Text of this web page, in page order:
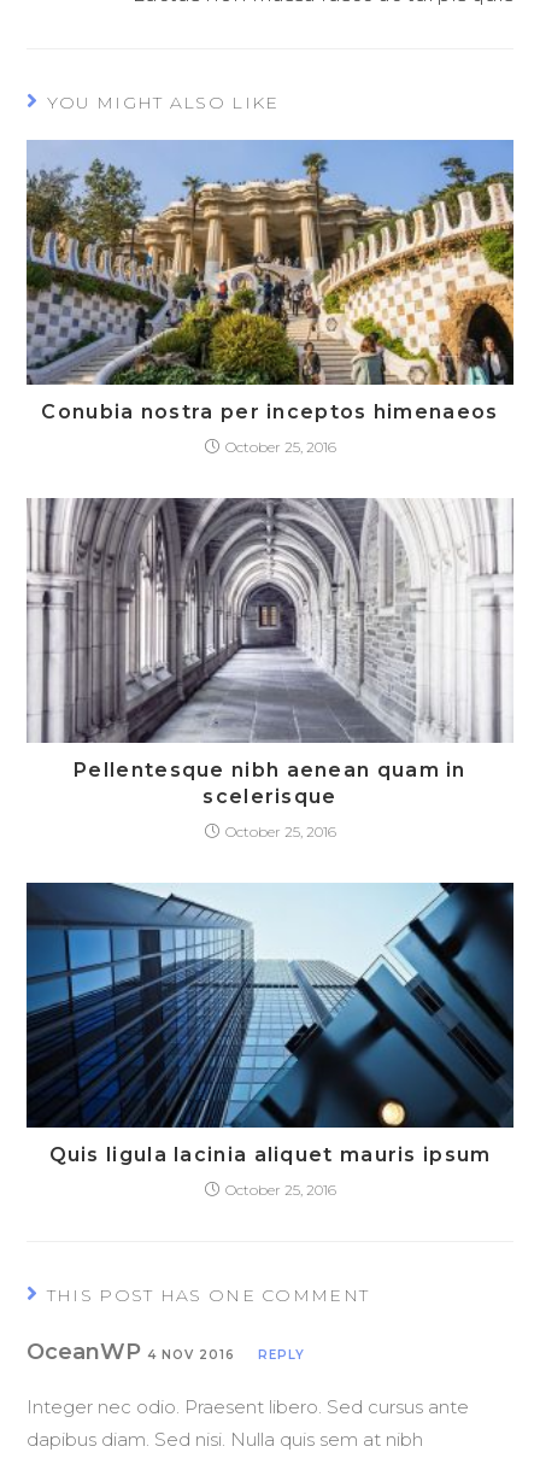
YOU MIGHT ALSO LIKE
Conubia nostra per inceptos himenaeos
October 25, 2016
Pellentesque nibh aenean quam in
scelerisque
October 25, 2016
Quis ligula lacinia aliquet mauris ipsum
October 25, 2016
THIS POST HAS ONE COMMENT
OceanWP4 NOV 2016 REPLY
Integer nec odio. Praesent libero. Sed cursus ante
dapibus diam. Sed nisi. Nulla quis sem at nibh